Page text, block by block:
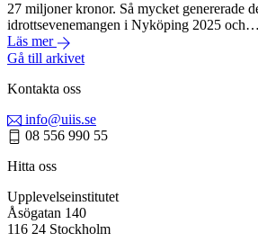
27 miljoner kronor. Så mycket genererade
idrottsevenemangen i Nyköping 2025 och…
Läs mer
Gå till arkivet
Kontakta oss
info@uiis.se
08 556 990 55
Hitta oss
Upplevelseinstitutet
Åsögatan 140
116 24 Stockholm